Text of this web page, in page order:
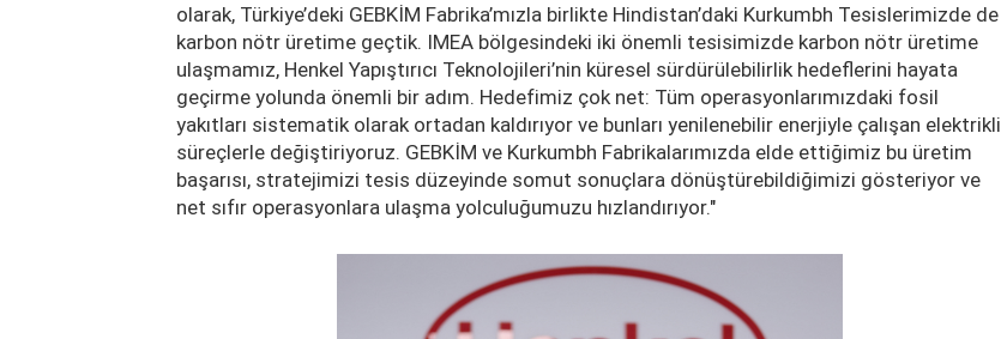
olarak, Türkiye’deki GEBKİM Fabrika’mızla birlikte Hindistan’daki Kurkumbh Tesislerimizde de
karbon nötr üretime geçtik. IMEA bölgesindeki iki önemli tesisimizde karbon nötr üretime
ulaşmamız, Henkel Yapıştırıcı Teknolojileri’nin küresel sürdürülebilirlik hedeflerini hayata
geçirme yolunda önemli bir adım. Hedefimiz çok net: Tüm operasyonlarımızdaki fosil
yakıtları sistematik olarak ortadan kaldırıyor ve bunları yenilenebilir enerjiyle çalışan elektrikli
süreçlerle değiştiriyoruz. GEBKİM ve Kurkumbh Fabrikalarımızda elde ettiğimiz bu üretim
başarısı, stratejimizi tesis düzeyinde somut sonuçlara dönüştürebildiğimizi gösteriyor ve
net sıfır operasyonlara ulaşma yolculuğumuzu hızlandırıyor."